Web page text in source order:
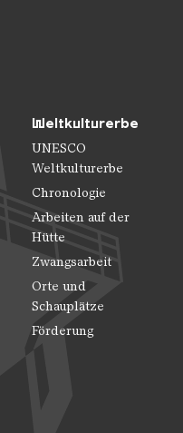
Weltkulturerbe
UNESCO
Weltkulturerbe
Chronologie
Arbeiten auf der
Hütte
Zwangsarbeit
Orte und
Schauplätze
Förderung